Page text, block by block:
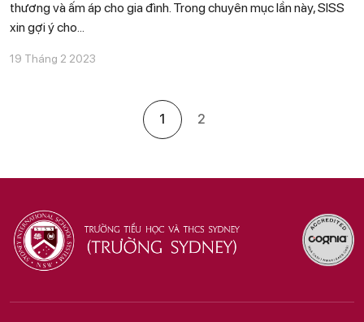
thương và ấm áp cho gia đình. Trong chuyên mục lần này, SISS
xin gợi ý cho...
19 Tháng 2 2023
1 2